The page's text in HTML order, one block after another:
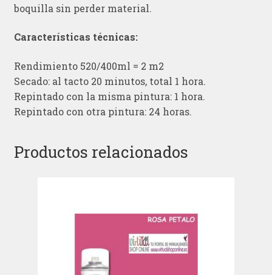
boquilla sin perder material.
Características técnicas:
Rendimiento 520/400ml = 2 m2
Secado: al tacto 20 minutos, total 1 hora.
Repintado con la misma pintura: 1 hora.
Repintado con otra pintura: 24 horas.
Productos relacionados